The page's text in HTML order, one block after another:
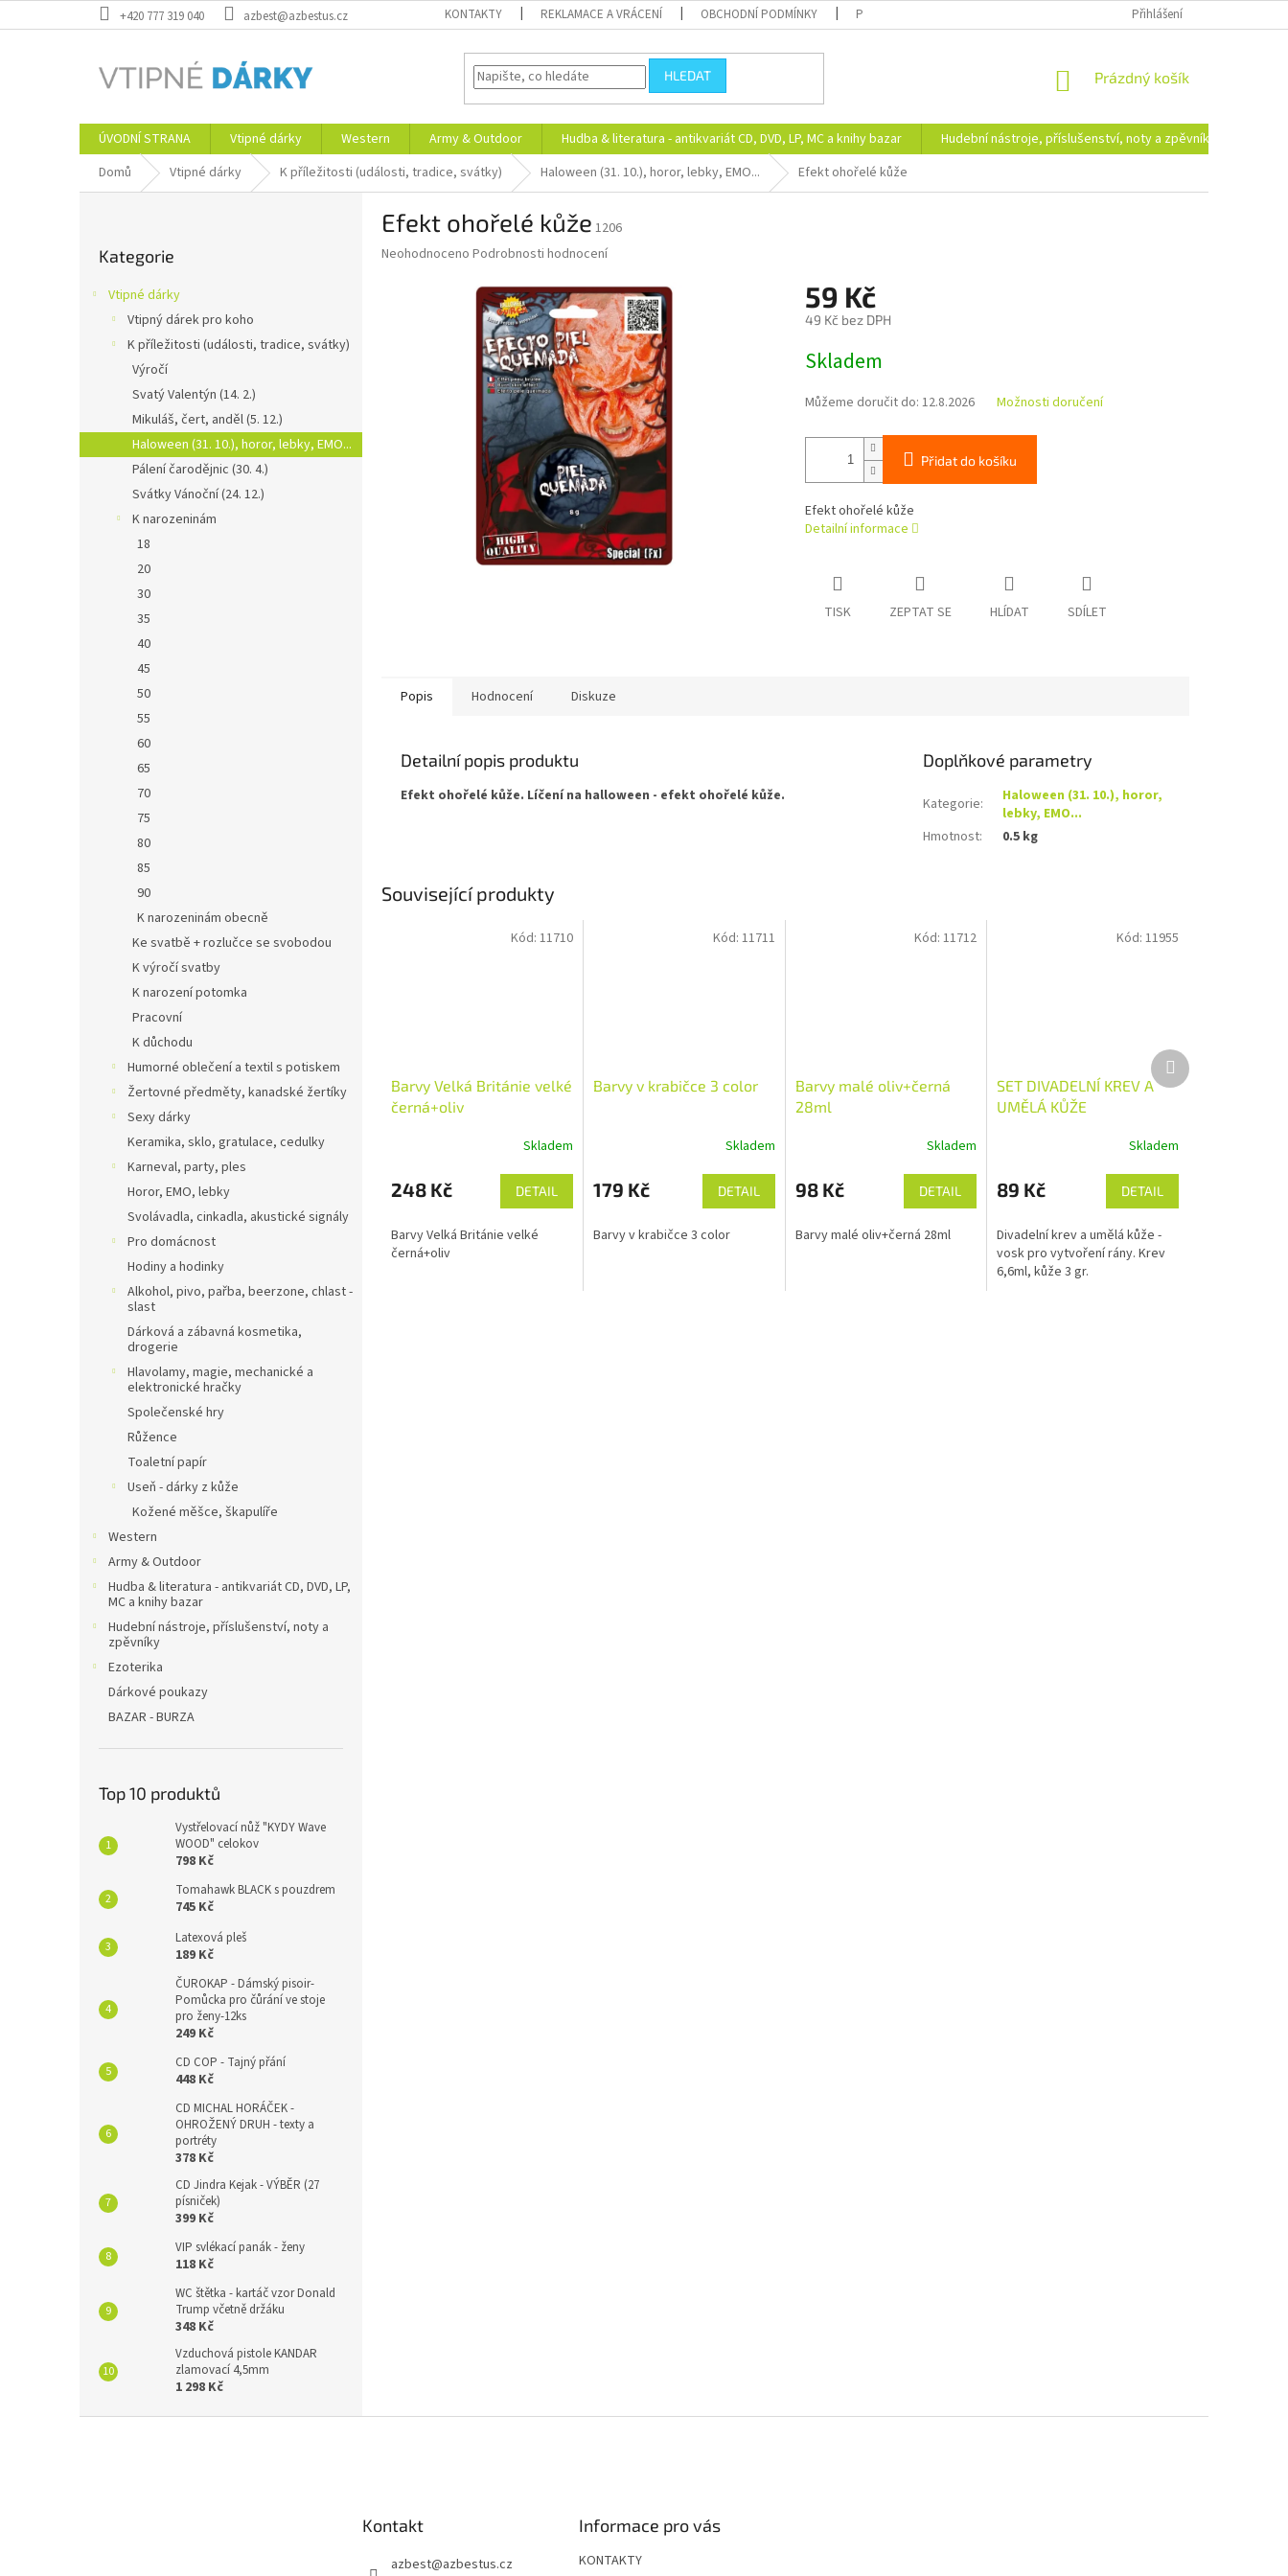
na
+420 777 319 040 azbest@azbestus.cz KONTAKTY REKLAMACE A VRÁCENÍ OBCHODNÍ PODMÍNKY PODMÍNKY OCHRANY OSOBNÍCH ÚDAJŮ DOPRAVA A PLATBA
Přihlášení
HLEDAT
NÁKUPNÍ
Prázdný košík
ÚVODNÍ STRANA Vtipné dárky Western Army & Outdoor Hudba & literatura - antikvariát CD, DVD, LP, MC a knihy bazar Hudební nástroje, příslušenství, noty a zpěvníky
Domů
Vtipné dárky K příležitosti (události, tradice, svátky) Haloween (31. 10.), horor, lebky, EMO... Efekt ohořelé kůže
n
e
kategorie
Kategorie
Vtipné dárky
Vtipný dárek pro koho
K příležitosti (události, tradice, svátky)
Výročí
Svatý Valentýn (14. 2.)
Mikuláš, čert, anděl (5. 12.)
Haloween (31. 10.), horor, lebky, EMO...
Pálení čarodějnic (30. 4.)
Svátky Vánoční (24. 12.)
K narozeninám
18
20
30
35
40
45
50
55
60
65
70
75
80
85
90
K narozeninám obecně
Ke svatbě + rozlučce se svobodou
K výročí svatby
K narození potomka
Pracovní
K důchodu
Humorné oblečení a textil s potiskem
Žertovné předměty, kanadské žertíky
Sexy dárky
Keramika, sklo, gratulace, cedulky
Karneval, party, ples
Horor, EMO, lebky
Svolávadla, cinkadla, akustické signály
Pro domácnost
Hodiny a hodinky
Alkohol, pivo, pařba, beerzone, chlast -
slast
Dárková a zábavná kosmetika,
drogerie
Hlavolamy, magie, mechanické a
elektronické hračky
Společenské hry
Růžence
Toaletní papír
Useň - dárky z kůže
Kožené měšce, škapulíře
Western
Army & Outdoor
Hudba & literatura - antikvariát CD, DVD, LP,
MC a knihy bazar
Hudební nástroje, příslušenství, noty a
zpěvníky
Ezoterika
Dárkové poukazy
BAZAR - BURZA
Top 10 produktů
Vystřelovací nůž "KYDY Wave
WOOD" celokov
798 Kč
Tomahawk BLACK s pouzdrem
745 Kč
Latexová pleš
189 Kč
ČUROKAP - Dámský pisoir-
Pomůcka pro čůrání ve stoje
pro ženy-12ks
249 Kč
CD COP - Tajný přání
448 Kč
CD MICHAL HORÁČEK -
OHROŽENÝ DRUH - texty a
portréty
378 Kč
CD Jindra Kejak - VÝBĚR (27
písniček)
399 Kč
VIP svlékací panák - ženy
118 Kč
WC štětka - kartáč vzor Donald
Trump včetně držáku
348 Kč
Vzduchová pistole KANDAR
zlamovací 4,5mm
1 298 Kč
Efekt ohořelé kůže 1206
Průměrné
Neohodnoceno Podrobnosti hodnocení
59 Kč
49 Kč bez DPH
cena:
Skladem
Můžeme doručit do: 12.8.2026 Možnosti doručení
Přidat do košíku
Efekt ohořelé kůže
Detailní informace
TISK ZEPTAT SE HLÍDAT SDÍLET
Popis Hodnocení Diskuze
Detailní popis produktu
Efekt ohořelé kůže. Líčení na halloween - efekt ohořelé kůže.
Doplňkové parametry
Kategorie:
Haloween (31. 10.), horor,
lebky, EMO...
Hmotnost: 0.5 kg
Související produkty
Barvy Velká Británie velké
černá+oliv
Skladem
248 Kč DETAIL
Barvy Velká Británie velké
černá+oliv
Kód: 11710
Barvy v krabičce 3 color
Skladem
179 Kč DETAIL
Barvy v krabičce 3 color
Kód: 11711
Barvy malé oliv+černá
28ml
Skladem
98 Kč DETAIL
Barvy malé oliv+černá 28ml
Kód:11712
SET DIVADELNÍ KREV A
UMĚLÁ KŮŽE
Skladem
89 Kč DETAIL
Divadelní krev a umělá kůže -
vosk pro vytvoření rány. Krev
6,6ml, kůže 3 gr.
Kód: 11955
Další
produkt
Kontakt
azbest@azbestus.cz
Informace pro vás
KONTAKTY